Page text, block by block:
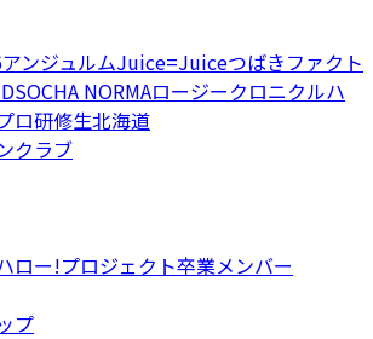
アンジュルムJuice=Juiceつばきファクト
OCHA NORMAロージークロニクルハ
ロ研修生北海道
クラブ
ロー!プロジェクト卒業メンバー
プ